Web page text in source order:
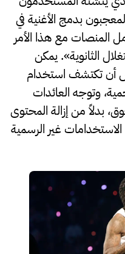
بدمج الأغنية في
المنصات مع هذا الأمر
الثانوية». يمكن
أن تكتشف استخدام
وتوجه العائدات
بدلاً من إزالة المحتوى
غير الرسمية